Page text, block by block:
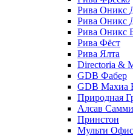
Рива Оникс
Рива Оникс
Рива Оникс
Рива Фёст
Рива Ялта
Directoria &
GDB Фабер
GDB Махиа
Природная
Алсав
Принстон
Мульти